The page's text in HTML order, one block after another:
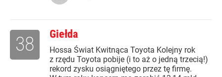
Giełda
Hossa Świat Kwitnąca Toyota Kolejny rok
z rzędu Toyota pobije (i to aż o jedną trzecią!)
rekord zysku osiągniętego przez tę firmę.
38